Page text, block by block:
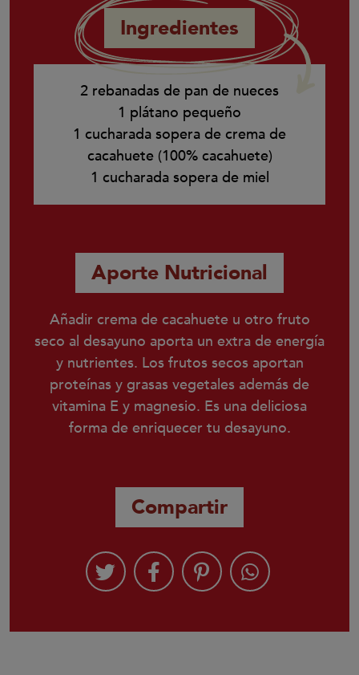
Ingredientes
2 rebanadas de pan de nueces
1 plátano pequeño
1 cucharada sopera de crema de
cacahuete (100% cacahuete)
1 cucharada sopera de miel
Aporte Nutricional
Añadir crema de cacahuete u otro fruto
seco al desayuno aporta un extra de energía
y nutrientes. Los frutos secos aportan
proteínas y grasas vegetales además de
vitamina E y magnesio. Es una deliciosa
forma de enriquecer tu desayuno.
Compartir